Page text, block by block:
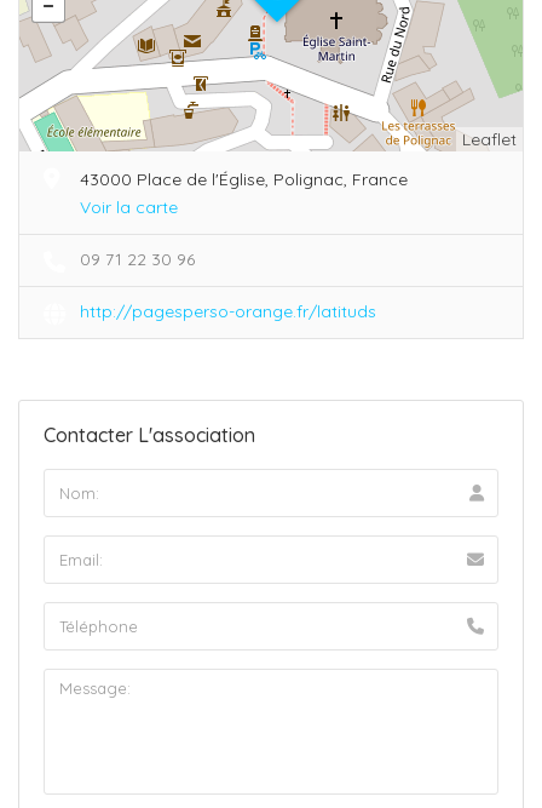
Leaflet
43000 Place de l'Église, Polignac, France
Voir la carte
09 71 22 30 96
http://pagesperso-orange.fr/latituds
Contacter L'association